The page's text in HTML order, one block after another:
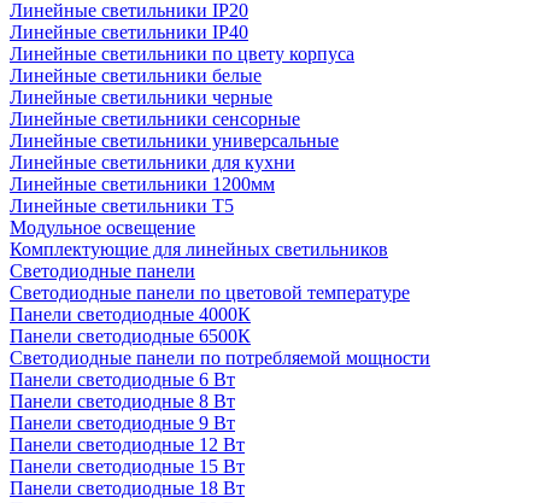
Линейные светильники IP20
Линейные светильники IP40
Линейные светильники по цвету корпуса
Линейные светильники белые
Линейные светильники черные
Линейные светильники сенсорные
Линейные светильники универсальные
Линейные светильники для кухни
Линейные светильники 1200мм
Линейные светильники Т5
Модульное освещение
Комплектующие для линейных светильников
Светодиодные панели
Светодиодные панели по цветовой температуре
Панели светодиодные 4000К
Панели светодиодные 6500К
Светодиодные панели по потребляемой мощности
Панели светодиодные 6 Вт
Панели светодиодные 8 Вт
Панели светодиодные 9 Вт
Панели светодиодные 12 Вт
Панели светодиодные 15 Вт
Панели светодиодные 18 Вт